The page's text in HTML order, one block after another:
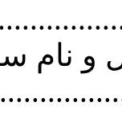
نام